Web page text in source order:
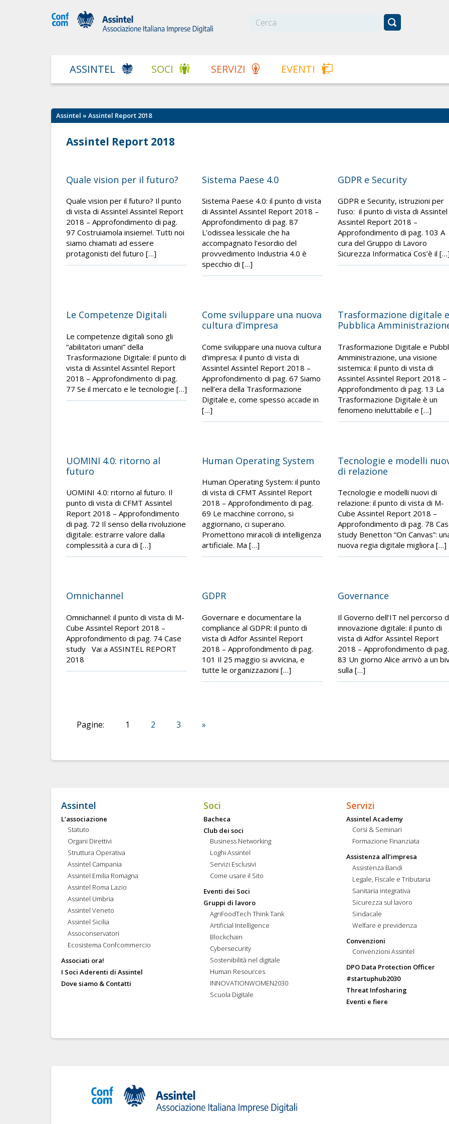
ASSINTEL SOCI SERVIZI EVENTI
Assintel » Assintel Report 2018
Assintel Report 2018
Quale vision per il futuro?
Quale vision per il futuro? Il punto
di vista di Assintel Assintel Report
2018 – Approfondimento di pag.
97 Costruiamola insieme!. Tutti noi
siamo chiamati ad essere
protagonisti del futuro […]
Sistema Paese 4.0
Sistema Paese 4.0: il punto di vista
di Assintel Assintel Report 2018 –
Approfondimento di pag. 87
L’odissea lessicale che ha
accompagnato l’esordio del
provvedimento Industria 4.0 è
specchio di […]
GDPR e Security
GDPR e Security, istruzioni per
l’uso: il punto di vista di Assintel
Assintel Report 2018 –
Approfondimento di pag. 103 A
cura del Gruppo di Lavoro
Sicurezza Informatica Cos’è il […]
Le Competenze Digitali
Le competenze digitali sono gli
“abilitatori umani” della
Trasformazione Digitale: il punto di
vista di Assintel Assintel Report
2018 – Approfondimento di pag.
77 Se il mercato e le tecnologie […]
Come sviluppare una nuova
cultura d’impresa
Come sviluppare una nuova cultura
d’impresa: il punto di vista di
Assintel Assintel Report 2018 –
Approfondimento di pag. 67 Siamo
nell’era della Trasformazione
Digitale e, come spesso accade in
[…]
Trasformazione digitale e
Pubblica
Trasformazione Digitale e
Amministrazione, una visione
sistemica: il punto di vista di
Assintel Assintel Report 2018 –
Approfondimento di pag. 13 La
Trasformazione Digitale è un
fenomeno ineluttabile e […]
UOMINI 4.0: ritorno al
futuro
UOMINI 4.0: ritorno al futuro. Il
punto di vista di CFMT Assintel
Report 2018 – Approfondimento
di pag. 72 Il senso della rivoluzione
digitale: estrarre valore dalla
complessità a cura di […]
Human Operating System
Human Operating System: il punto
di vista di CFMT Assintel Report
2018 – Approfondimento di pag.
69 Le macchine corrono, si
aggiornano, ci superano.
Promettono miracoli di intelligenza
artificiale. Ma […]
Tecnologie e modelli
di relazione
Tecnologie e modelli nuovi di
relazione: il punto di vista di M-
Cube Assintel Report 2018 –
Approfondimento di pag. 78
study Benetton “On Canvas”:
nuova regia digitale migliora […]
Omnichannel
Omnichannel: il punto di vista di M-
Cube Assintel Report 2018 –
Approfondimento di pag. 74 Case
study Vai a ASSINTEL REPORT
2018
GDPR
Governare e documentare la
compliance al GDPR: il punto di
vista di Adfor Assintel Report
2018 – Approfondimento di pag.
101 Il 25 maggio si avvicina, e
tutte le organizzazioni […]
Governance
Il Governo dell’IT nel percorso
innovazione digitale: il punto di
vista di Adfor Assintel Report
2018 – Approfondimento di pag.
83 Un giorno Alice arrivò a un
sulla […]
Pagine: 1 2 3 »
Assintel
L’associazione
Statuto
Organi Direttivi
Struttura Operativa
Assintel Campania
Assintel Emilia Romagna
Assintel Roma Lazio
Assintel Umbria
Assintel Veneto
Assintel Sicilia
Assoconservatori
Ecosistema Confcommercio
Associati ora!
I Soci Aderenti di Assintel
Dove siamo & Contatti
Soci
Bacheca
Club dei soci
Business Networking
Loghi Assintel
Servizi Esclusivi
Come usare il Sito
Eventi dei Soci
Gruppi di lavoro
AgriFoodTech Think Tank
Artificial Intelligence
Blockchain
Cybersecurity
Sostenibilità nel digitale
Human Resources
INNOVATIONWOMEN2030
Scuola Digitale
Servizi
Assintel Academy
Corsi & Seminari
Formazione Finanziata
Assistenza all’impresa
Assistenza Bandi
Legale, Fiscale e Tributaria
Sanitaria integrativa
Sicurezza sul lavoro
Sindacale
Welfare e previdenza
Convenzioni
Convenzioni Assintel
DPO Data Protection Officer
#startuphub2030
Threat Infosharing
Eventi e fiere